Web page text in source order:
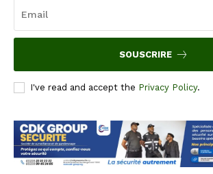
SOUSCRIRE
I've read and accept the Privacy Policy.